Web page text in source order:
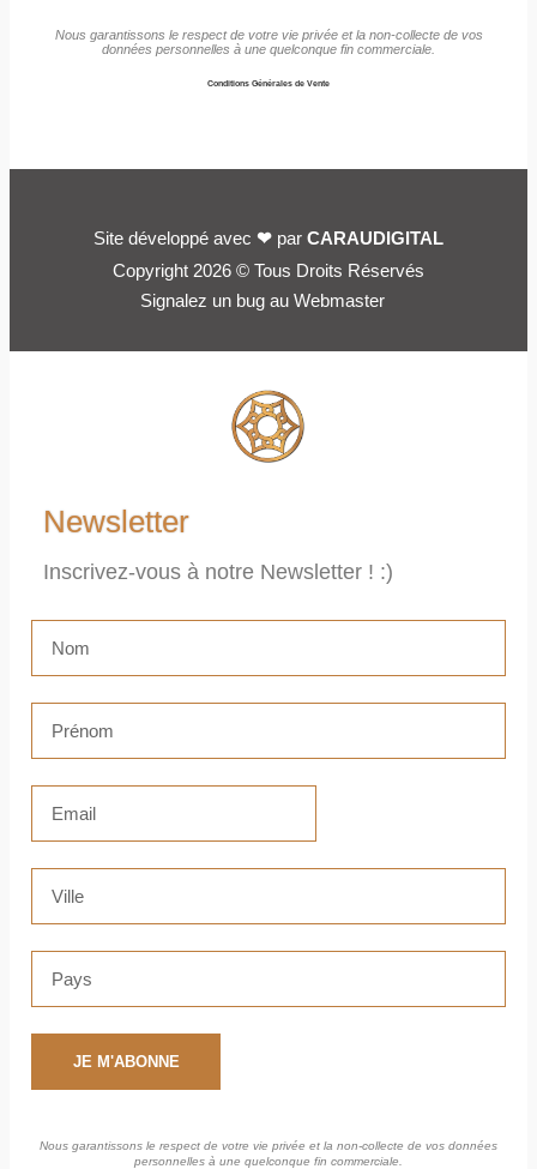
Nous garantissons le respect de votre vie privée et la non-collecte de vos
données personnelles à une quelconque fin commerciale.
Conditions Générales de Vente
Site développé avec ❤ par CARAUDIGITAL
Copyright 2026 © Tous Droits Réservés
Signalez un bug au Webmaster
Newsletter
Inscrivez-vous à notre Newsletter ! :)
JE M'ABONNE
Nous garantissons le respect de votre vie privée et la non-collecte de vos données
personnelles à une quelconque fin commerciale.